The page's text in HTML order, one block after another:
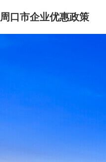
周口市企业优惠政策